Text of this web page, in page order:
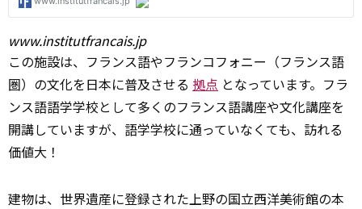
www.institutfrancais.jp
この施設は、フランス語やフランコフォニー（フランス語
圏）の文化を日本に普及させる 拠点 となっています。フラ
ンス語語学学校として多くのフランス語講座や文化講座を
開講していますが、語学学校に通っていなくても、訪れる
価値大！
建物は、世界遺産に登録された上野の国立西洋美術館の本